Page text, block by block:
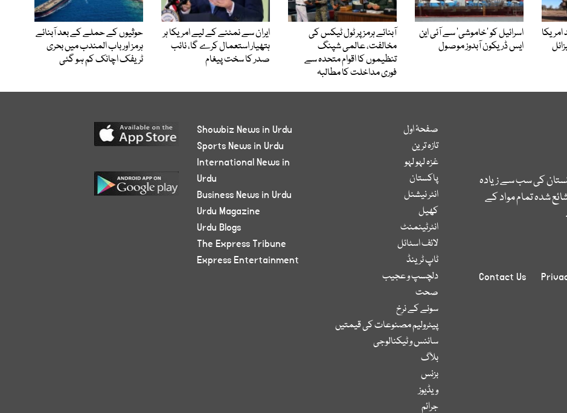
اسرائیل کو ’خاموشی‘ سے آئی این
ایس ڈریکون آبدوز موصول
آبنائے ہرمز پر ٹول ٹیکس کی
مخالفت، عالمی شپنگ
تنظیموں کا اقوام متحدہ سے
فوری مداخلت کا مطالبہ
ایران سے نمٹنے کے لیے امریکا ہر
ہتھیار استعمال کرے گا، نائب
صدر کا سخت پیغام
حوثیوں کے حملے کے بعد آبنائے
ہرمز اور باب المندب میں بحری
ٹریفک اچانک کم ہو گئی
کی سب سے زیادہ
شدہ تمام مواد کے
Contact Us
صفحۂ اول
تازہ ترین
غزہ لہو لہو
پاکستان
انٹر نیشنل
کھیل
انٹرٹینمنٹ
لائف اسٹائل
ٹاپ ٹرینڈ
دلچسپ و عجیب
صحت
سونے کے نرخ
پیٹرولیم مصنوعات کی قیمتیں
سائنس و ٹیکنالوجی
بلاگ
بزنس
ویڈیوز
جرائم
Showbiz News in Urdu
Sports News in Urdu
International News in
Urdu
Business News in Urdu
Urdu Magazine
Urdu Blogs
The Express Tribune
Express Entertainment